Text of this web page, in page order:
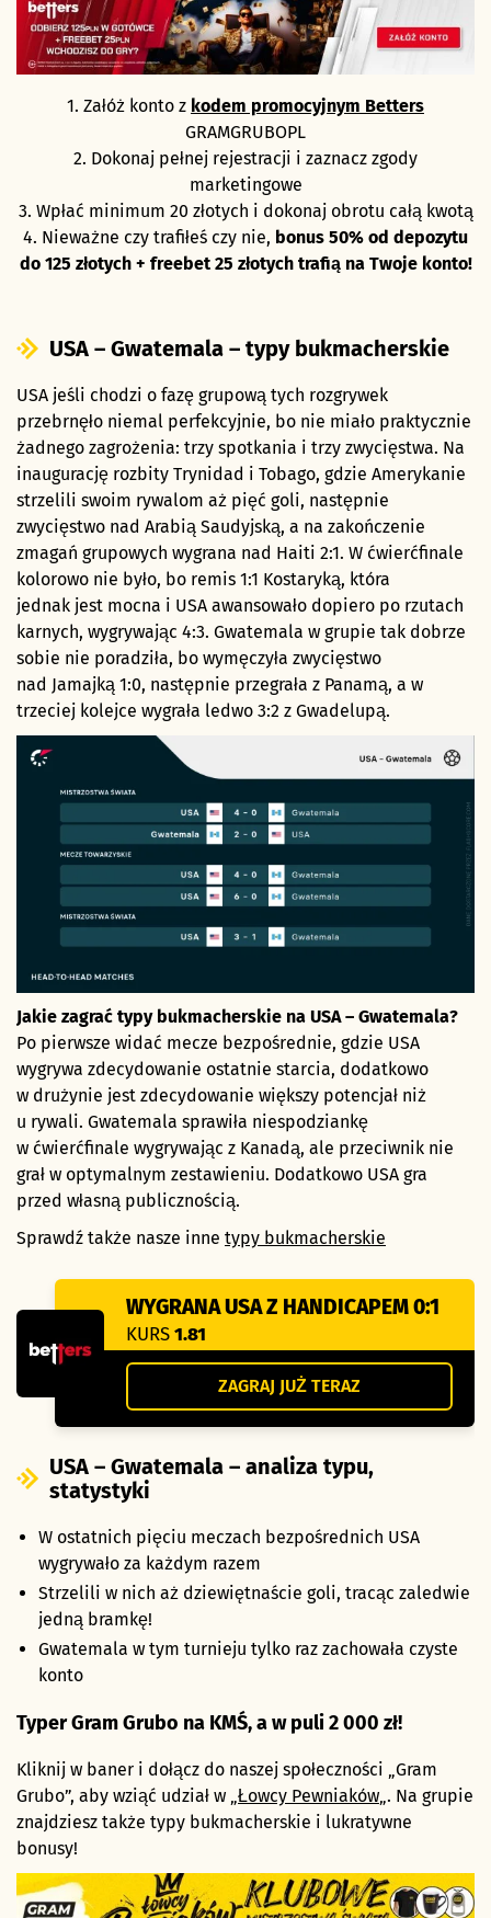
1. Załóż konto z kodem promocyjnym Betters
GRAMGRUBOPL
2. Dokonaj pełnej rejestracji i zaznacz zgody
marketingowe
3. Wpłać minimum 20 złotych i dokonaj obrotu całą kwotą
4. Nieważne czy trafiłeś czy nie, bonus 50% od depozytu
do 125 złotych + freebet 25 złotych trafią na Twoje konto!
USA – Gwatemala – typy bukmacherskie
USA jeśli chodzi o fazę grupową tych rozgrywek
przebrnęło niemal perfekcyjnie, bo nie miało praktycznie
żadnego zagrożenia: trzy spotkania i trzy zwycięstwa. Na
inaugurację rozbity Trynidad i Tobago, gdzie Amerykanie
strzelili swoim rywalom aż pięć goli, następnie
zwycięstwo nad Arabią Saudyjską, a na zakończenie
zmagań grupowych wygrana nad Haiti 2:1. W ćwierćfinale
kolorowo nie było, bo remis 1:1 Kostaryką, która
jednak jest mocna i USA awansowało dopiero po rzutach
karnych, wygrywając 4:3. Gwatemala w grupie tak dobrze
sobie nie poradziła, bo wymęczyła zwycięstwo
nad Jamajką 1:0, następnie przegrała z Panamą, a w
trzeciej kolejce wygrała ledwo 3:2 z Gwadelupą.
Jakie zagrać typy bukmacherskie na USA – Gwatemala?
Po pierwsze widać mecze bezpośrednie, gdzie USA
wygrywa zdecydowanie ostatnie starcia, dodatkowo
w drużynie jest zdecydowanie większy potencjał niż
u rywali. Gwatemala sprawiła niespodziankę
w ćwierćfinale wygrywając z Kanadą, ale przeciwnik nie
grał w optymalnym zestawieniu. Dodatkowo USA gra
przed własną publicznością.
Sprawdź także nasze inne typy bukmacherskie
WYGRANA USA Z HANDICAPEM 0:1
KURS 1.81
ZAGRAJ JUŻ TERAZ
USA – Gwatemala – analiza typu,
statystyki
W ostatnich pięciu meczach bezpośrednich USA
wygrywało za każdym razem
Strzelili w nich aż dziewiętnaście goli, tracąc zaledwie
jedną bramkę!
Gwatemala w tym turnieju tylko raz zachowała czyste
konto
Typer Gram Grubo na KMŚ, a w puli 2 000 zł!
Kliknij w baner i dołącz do naszej społeczności „Gram
Grubo”, aby wziąć udział w „Łowcy Pewniaków„. Na grupie
znajdziesz także typy bukmacherskie i lukratywne
bonusy!